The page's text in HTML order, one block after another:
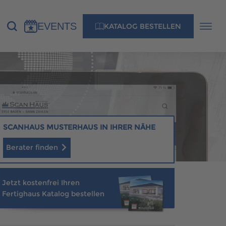
EVENTS KATALOG BESTELLEN
KONTAKT
MUSTERHAUS FINDEN
MUSTERHAUS FINDEN
SCANHAUS MUSTERHAUS IN IHRER NÄHE
Berater finden
Jetzt kostenfrei Ihren
Fertighaus Katalog bestellen